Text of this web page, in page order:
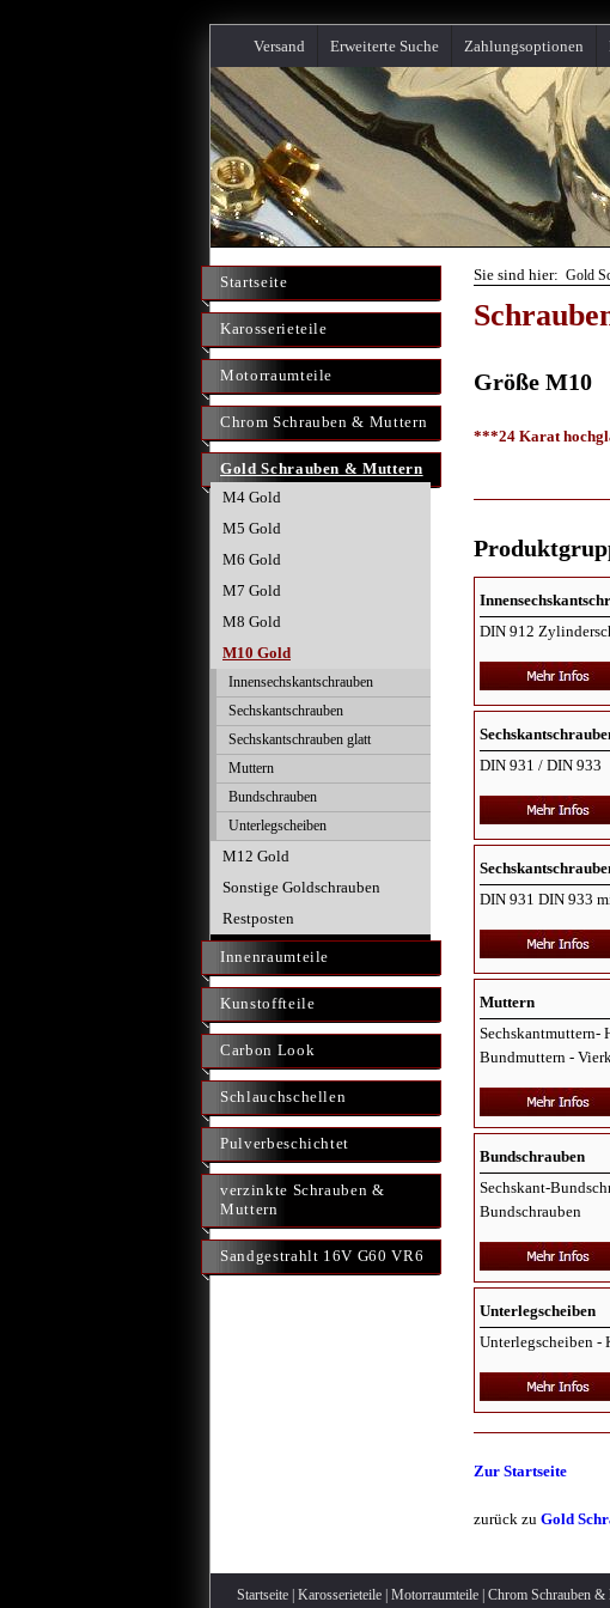
Zahlungsoptionen
Erweiterte Suche
Versand
Startseite
Karosserieteile
Motorraumteile
Chrom Schrauben & Muttern
Gold Schrauben & Muttern
M4 Gold
M5 Gold
M6 Gold
M7 Gold
M8 Gold
M10 Gold
Innensechskantschrauben
Sechskantschrauben
Sechskantschrauben glatt
Muttern
Bundschrauben
Unterlegscheiben
M12 Gold
Sonstige Goldschrauben
Restposten
Innenraumteile
Kunstoffteile
Carbon Look
Schlauchschellen
Pulverbeschichtet
verzinkte Schrauben &
Muttern
Sandgestrahlt 16V G60 VR6
Sie sind hier: Gold
Größe M10
***24 Karat
DIN 912
DIN 931 / DIN 933
DIN 931 DIN 933
Muttern
Sechskantmuttern-
Bundmuttern -
Bundschrauben
Sechskant-
Bundschrauben
Unterlegscheiben
Unterlegscheiben -
Zur Startseite
zurück zu Gold
Startseite| Karosserieteile| Motorraumteile| Chrom Schrauben &